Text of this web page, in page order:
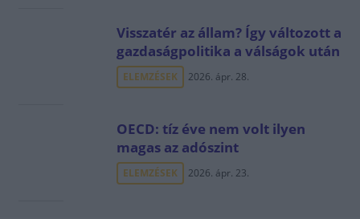
Visszatér az állam? Így változott a
gazdaságpolitika a válságok után
ELEMZÉSEK 2026. ápr. 28.
OECD: tíz éve nem volt ilyen
magas az adószint
ELEMZÉSEK 2026. ápr. 23.